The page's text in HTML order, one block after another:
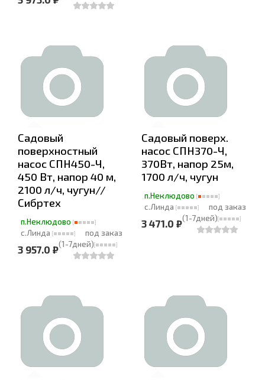
Садовый
поверхностный
насос СПН450-Ч,
450 Вт, напор 40 м,
2100 л/ч, чугун//
Сибртех
п.Неклюдово
с.Линда
под заказ
(1-7дней)
3 957.0 ₽
Садовый поверх.
насос СПН370-Ч,
370Вт, напор 25м,
1700 л/ч, чугун
п.Неклюдово
с.Линда
под заказ
(1-7дней)
3 471.0 ₽